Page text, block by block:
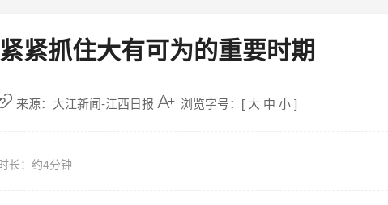
紧抓住大有可为的重要时期
来源：大江新闻-江西日报 浏览字号：[ 大 中 小 ]
长： 约4分钟